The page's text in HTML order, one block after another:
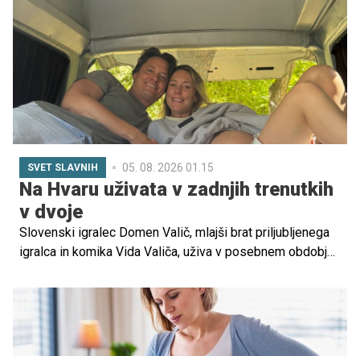
prilagoditev in pripravo telesa na porod. Prilagoditve pa
ne vključujejo samo telesa, pač pa se v nosečnici zgodi
pravi vrtiljak čustev, ki je včasih popolnoma neobvladljiv.
Nekatere bi objele svet od veselja, druge besnijo za
prazen nič, tretje ne občutijo ničesar drastičnega. A devet
mesecev ni tako kratko obdobje, zato mora biti ženska
pripravljena na številne čustvene spremembe.
SVET SLAVNIH 05. 08. 2026 01.15
Na Hvaru uživata v zadnjih trenutkih
v dvoje
Slovenski igralec Domen Valič, mlajši brat priljubljenega
igralca in komika Vida Valiča, uživa v posebnem obdobju
privoščil oddih na Hvaru, kjer sta ujela nekaj čudovitih